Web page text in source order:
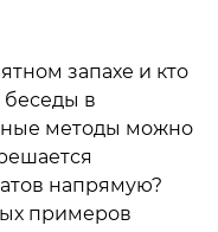
запахе и кто
в
методы можно
напрямую?
примеров